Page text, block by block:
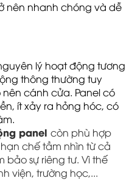
nên nhanh chóng và dễ
lý hoạt động tương
thông thường tuy
cánh cửa. Panel có
ít xảy ra hỏng hóc, có
panel còn phù hợp
chế tầm nhìn từ cả
bảo sự riêng tư. Vì thế
viện, trường học,...